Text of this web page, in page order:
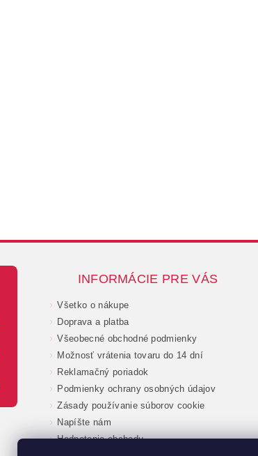
INFORMÁCIE PRE VÁS
Všetko o nákupe
Doprava a platba
Všeobecné obchodné podmienky
Možnosť vrátenia tovaru do 14 dní
Reklamačný poriadok
Podmienky ochrany osobných údajov
Zásady používanie súborov cookie
Napíšte nám
Hodnotenie obchodu